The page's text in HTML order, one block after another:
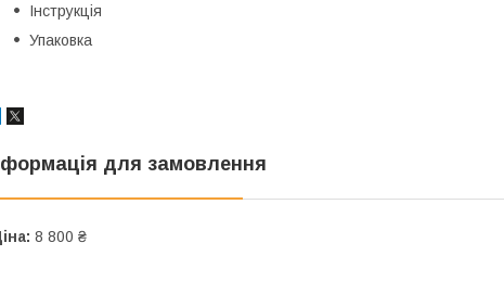
Інструкція
Упаковка
для замовлення
8 800 ₴